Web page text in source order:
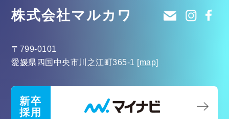
株式会社マルカワ
〒799-0101
愛媛県四国中央市川之江町365-1 [map]
新卒
採用